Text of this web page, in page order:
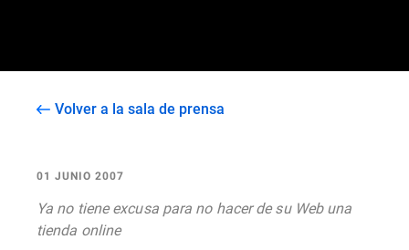
Volver a la sala de prensa
01 JUNIO 2007
Ya no tiene excusa para no hacer de su Web una
tienda online